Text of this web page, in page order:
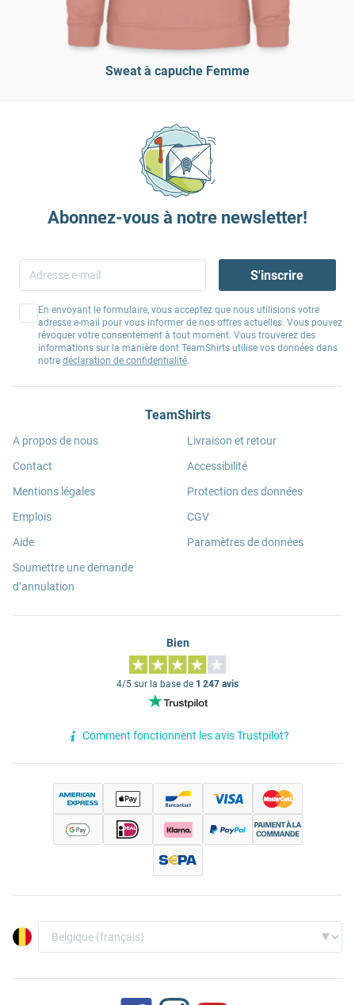
Sweat à capuche Femme
Abonnez-vous à notre newsletter!
S'inscrire
En envoyant le formulaire, vous acceptez que nous utilisions votre
adresse e-mail pour vous informer de nos offres actuelles. Vous pouvez
révoquer votre consentement à tout moment. Vous trouverez des
informations sur la manière dont TeamShirts utilise vos données dans
notre déclaration de confidentialité.
TeamShirts
A propos de nous
Contact
Mentions légales
Emplois
Aide
Soumettre une demande
d’annulation
Livraison et retour
Accessibilité
Protection des données
CGV
Paramètres de données
Bien
4/5 sur la base de 1 247 avis
Comment fonctionnent les avis Trustpilot?